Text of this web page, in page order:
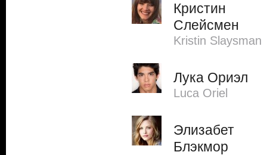
Кристин
Слейсмен
Kristin Slaysman
Лука Ориэл
Luca Oriel
Элизабет
Блэкмор